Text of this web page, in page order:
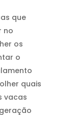
que
no
os
o
quais
vacas